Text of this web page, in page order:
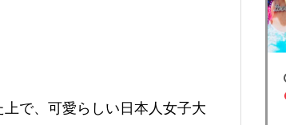
で、可愛らしい日本人女子大